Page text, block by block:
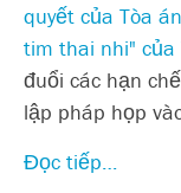
quyết của Tòa
tim thai nhi" của
đuổi các hạn
lập pháp họp
Đọc tiếp…